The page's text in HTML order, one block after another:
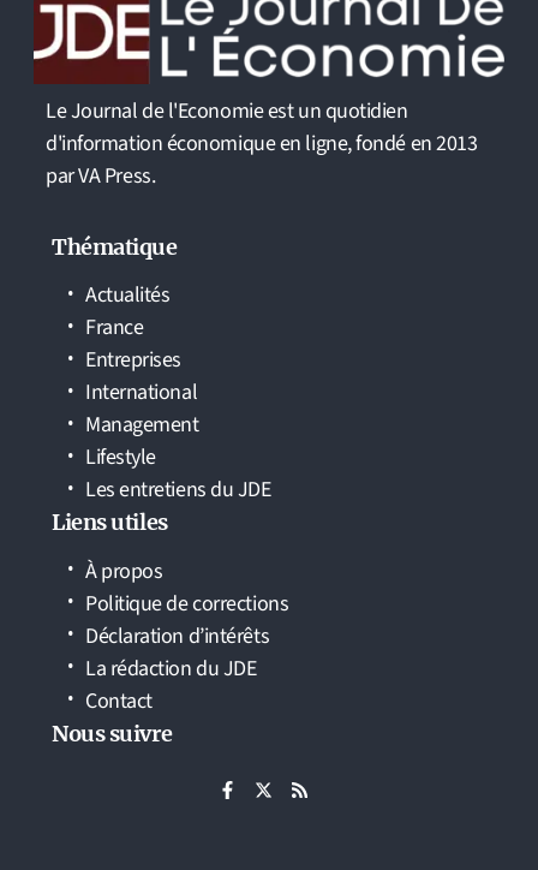
Le Journal de l'Economie est un quotidien
d'information économique en ligne, fondé en 2013
par VA Press.
Thématique
Actualités
France
Entreprises
International
Management
Lifestyle
Les entretiens du JDE
Liens utiles
À propos
Politique de corrections
Déclaration d’intérêts
La rédaction du JDE
Contact
Nous suivre